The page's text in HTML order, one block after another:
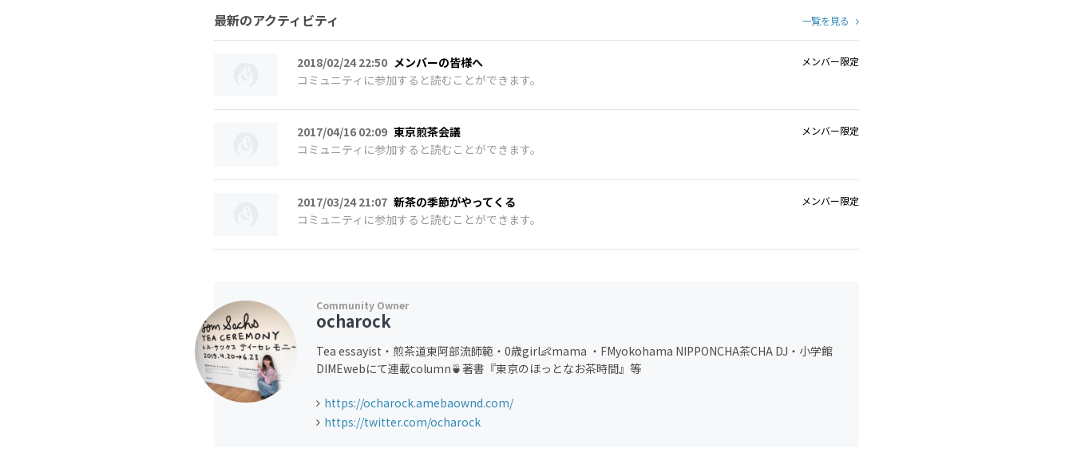
最新のアクティビティ 一覧を見る
2018/02/24 22:50 メンバーの皆様へ メンバー限定
コミュニティに参加すると読むことができます。
2017/04/16 02:09 東京煎茶会議 メンバー限定
コミュニティに参加すると読むことができます。
2017/03/24 21:07 新茶の季節がやってくる メンバー限定
コミュニティに参加すると読むことができます。
ocharock
Tea essayist・煎茶道東阿部流師範・0歳girl👶mama ・FMyokohama NIPPONCHA茶CHA DJ・小学館
DIMEwebにて連載column🍵著書『東京のほっとなお茶時間』等
https://ocharock.amebaownd.com/
https://twitter.com/ocharock